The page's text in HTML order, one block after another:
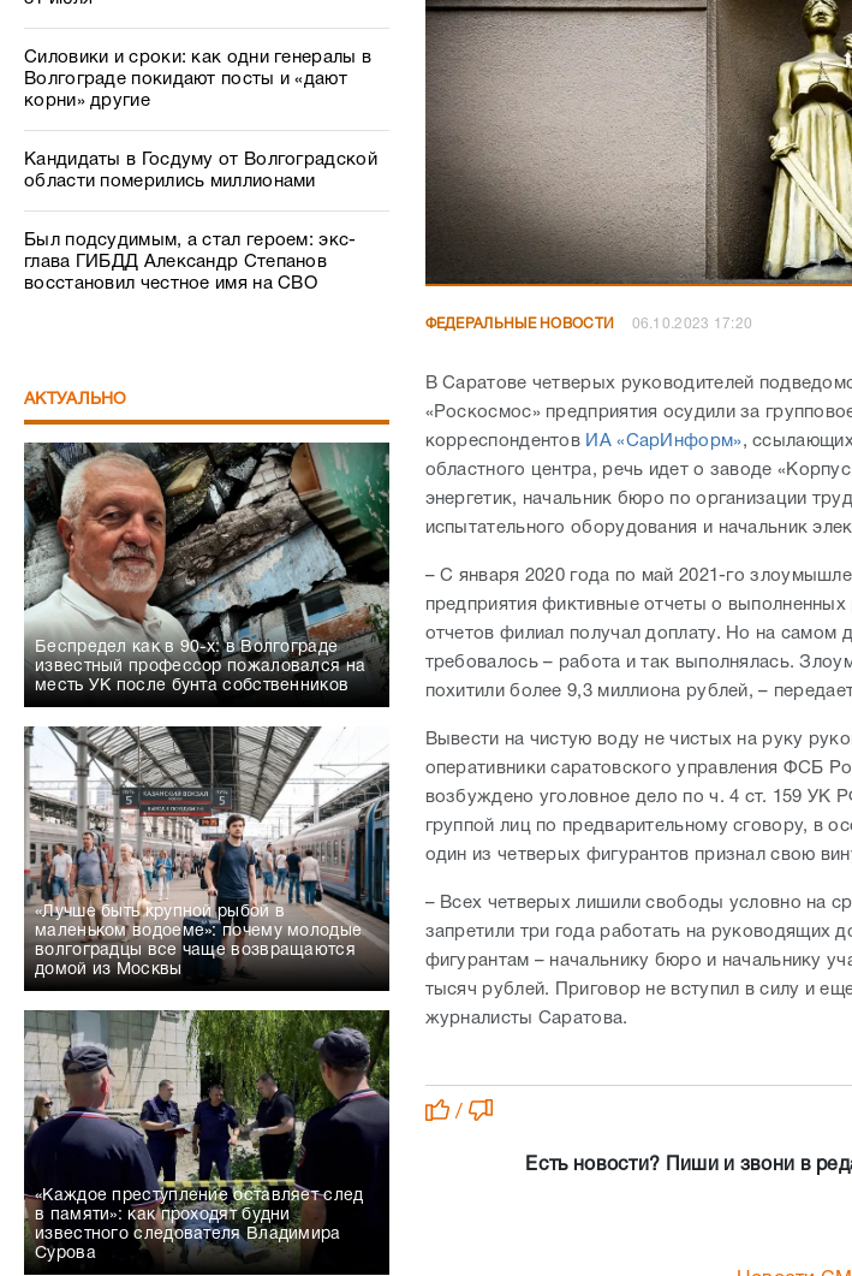
Кандидаты в Госдуму от Волгоградской
области померились миллионами
Был подсудимым, а стал героем: экс-
глава ГИБДД Александр Степанов
восстановил честное имя на СВО
АКТУАЛЬНО
Беспредел как в 90-х: в Волгограде
известный профессор пожаловался на
месть УК после бунта собственников
«Лучше быть крупной рыбой в
маленьком водоеме»: почему молодые
волгоградцы все чаще возвращаются
домой из Москвы
«Каждое преступление оставляет след
в памяти»: как проходят будни
известного следователя Владимира
Сурова
ФЕДЕРАЛЬНЫЕ НОВОСТИ
Федеральные новости
ФЕДЕРАЛЬНЫЕ НОВОСТИ 06.10.2023 17:20
В Саратове четверых руководителей
«Роскосмос» предприятия осудили за
корреспондентовИА «СарИнформ»,
областного центра, речь идет о заводе
– С января 2020 года по май 2021-го
предприятия фиктивные отчеты о выполненных
отчетов филиал получал доплату. Но на самом
требовалось – работа и так выполнялась.
похитили более 9,3 миллиона рублей, –
Вывести на чистую воду не чистых на руку
оперативники саратовского управления ФСБ
возбуждено уголовное дело по ч. 4 ст. 159 УК
группой лиц по предварительному сговору, в
один из четверых фигурантов признал свою
– Всех четверых лишили свободы условно на
запретили три года работать на руководящих
фигурантам – начальнику бюро и начальнику
тысяч рублей. Приговор не вступил в силу и
журналисты Саратова.
/
Есть новости? Пиши и звони в
Сапёры МЧС получили статус